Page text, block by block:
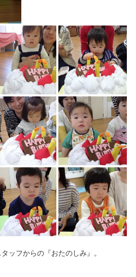
ッフからの『おたのしみ』。